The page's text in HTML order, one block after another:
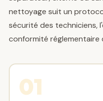
nettoyage suit un
sécurité des techniciens,
conformité
01